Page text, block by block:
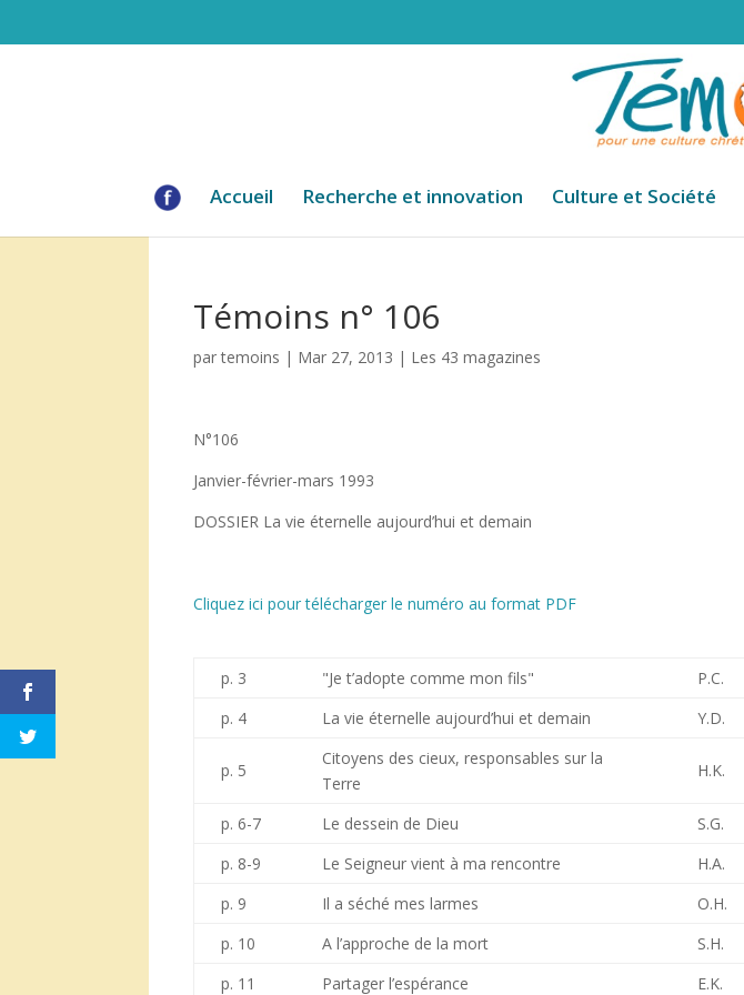
Accueil Recherche et innovation Culture et Société
Témoins n° 106
partemoins | Mar 27, 2013 | Les 43 magazines
N°106
Janvier-février-mars 1993
DOSSIER La vie éternelle aujourd’hui et demain
Cliquez ici pour télécharger le numéro au format PDF
p. 3 "Je t’adopte comme mon fils" P.C.
p. 4
La vie éternelle aujourd’hui et demain Y.D.
p. 5
Citoyens des cieux, responsables sur la
Terre
H.K.
p. 6-7 Le dessein de Dieu S.G.
p. 8-9
Le Seigneur vient à ma rencontre H.A.
p. 9
Il a séché mes larmes O.H.
p. 10
A l’approche de la mort S.H.
p. 11
Partager l’espérance E.K.